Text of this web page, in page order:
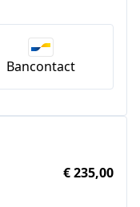
Bancontact
€ 235,00